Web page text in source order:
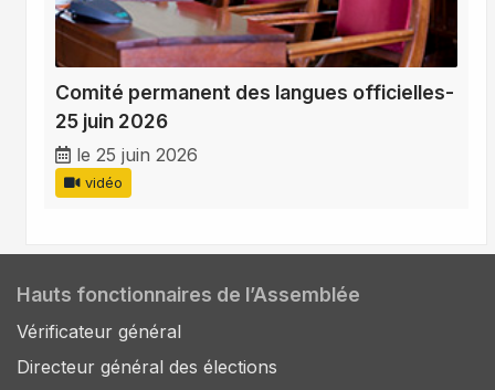
Comité permanent des langues officielles-
25 juin 2026
le 25 juin 2026
vidéo
Hauts fonctionnaires de l’Assemblée
Vérificateur général
Directeur général des élections